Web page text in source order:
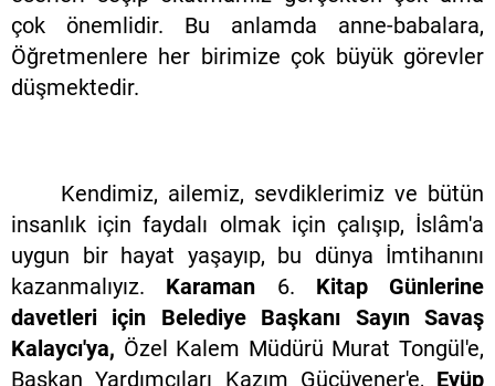
çok önemlidir. Bu anlamda anne-babalara,
Öğretmenlere her birimize çok büyük görevler
düşmektedir.
Kendimiz, ailemiz, sevdiklerimiz ve bütün
insanlık için faydalı olmak için çalışıp, İslâm'a
uygun bir hayat yaşayıp, bu dünya İmtihanını
kazanmalıyız. Karaman 6. Kitap Günlerine
davetleri için Belediye Başkanı Sayın Savaş
Kalaycı'ya, Özel Kalem Müdürü Murat Tongül'e,
Başkan Yardımcıları Kazım Gücüyener'e, Eyüp